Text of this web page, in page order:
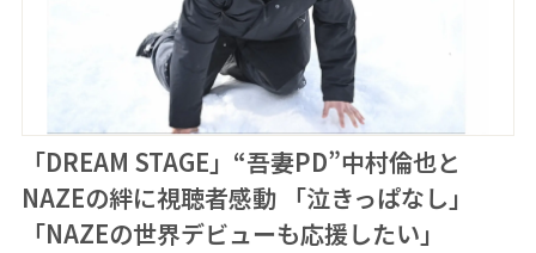
「DREAM STAGE」“吾妻PD”中村倫也と
NAZEの絆に視聴者感動 「泣きっぱなし」
「NAZEの世界デビューも応援したい」